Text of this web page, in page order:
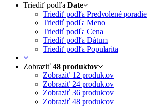
Triediť podľa Date
Triediť podľa Predvolené poradie
Triediť podľa Meno
Triediť podľa Cena
Triediť podľa Dátum
Triediť podľa Popularita
Zobraziť 48 produktov
Zobraziť 12 produktov
Zobraziť 24 produktov
Zobraziť 36 produktov
Zobraziť 48 produktov